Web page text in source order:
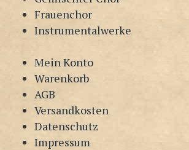
Frauenchor
Instrumentalwerke
Mein Konto
Warenkorb
AGB
Versandkosten
Datenschutz
Impressum